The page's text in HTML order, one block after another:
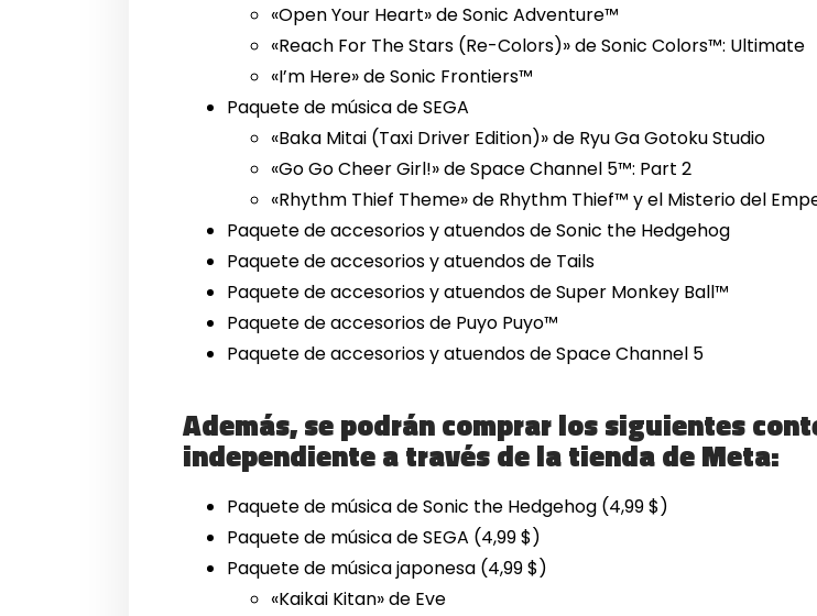
«Open Your Heart» de Sonic Adventure™
«Reach For The Stars (Re-Colors)» de Sonic Colors™: Ultimate
«I’m Here» de Sonic Frontiers™
Paquete de música de SEGA
«Baka Mitai (Taxi Driver Edition)» de Ryu Ga Gotoku Studio
«Go Go Cheer Girl!» de Space Channel 5™: Part 2
«Rhythm Thief Theme» de Rhythm Thief™ y el Misterio del
Paquete de accesorios y atuendos de Sonic the Hedgehog
Paquete de accesorios y atuendos de Tails
Paquete de accesorios y atuendos de Super Monkey Ball™️
Paquete de accesorios de Puyo Puyo™️
Paquete de accesorios y atuendos de Space Channel 5
Además, se podrán comprar los siguientes
independiente a través de la tienda de Meta:
Paquete de música de Sonic the Hedgehog (4,99 $)
Paquete de música de SEGA (4,99 $)
Paquete de música japonesa (4,99 $)
«Kaikai Kitan» de Eve